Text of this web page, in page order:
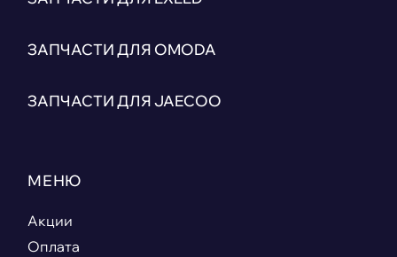
ЗАПЧАСТИ ДЛЯ OMODA
ЗАПЧАСТИ ДЛЯ JAECOO
МЕНЮ
Акции
Оплата